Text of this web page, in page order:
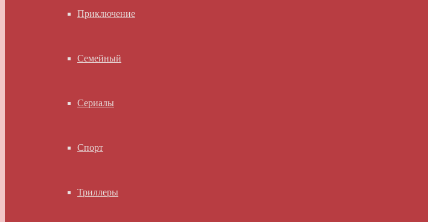
Приключение
Семейный
Сериалы
Спорт
Триллеры